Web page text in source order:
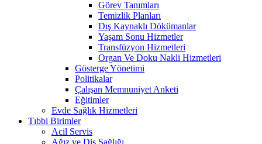
Görev Tanımları
Temizlik Planları
Dış Kaynaklı Dökümanlar
Yaşam Sonu Hizmetler
Transfüzyon Hizmetleri
Organ Ve Doku Nakli Hizmetleri
Gösterge Yönetimi
Politikalar
Çalışan Memnuniyet Anketi
Eğitimler
Evde Sağlık Hizmetleri
Tıbbi Birimler
Acil Servis
Ağız ve Diş Sağlığı